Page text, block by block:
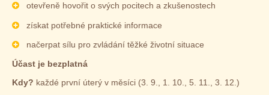
otevřeně hovořit o svých pocitech a zkušenostech
získat potřebné praktické informace
načerpat sílu pro zvládání těžké životní situace
Účast je bezplatná
Kdy? každé první úterý v měsíci (3. 9., 1. 10., 5. 11., 3. 12.)